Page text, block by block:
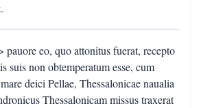
pauore eo, quo attonitus fuerat, recepto
suis non obtemperatum esse, cum
deici Pellae, Thessalonicae naualia
Thessalonicam missus traxerat